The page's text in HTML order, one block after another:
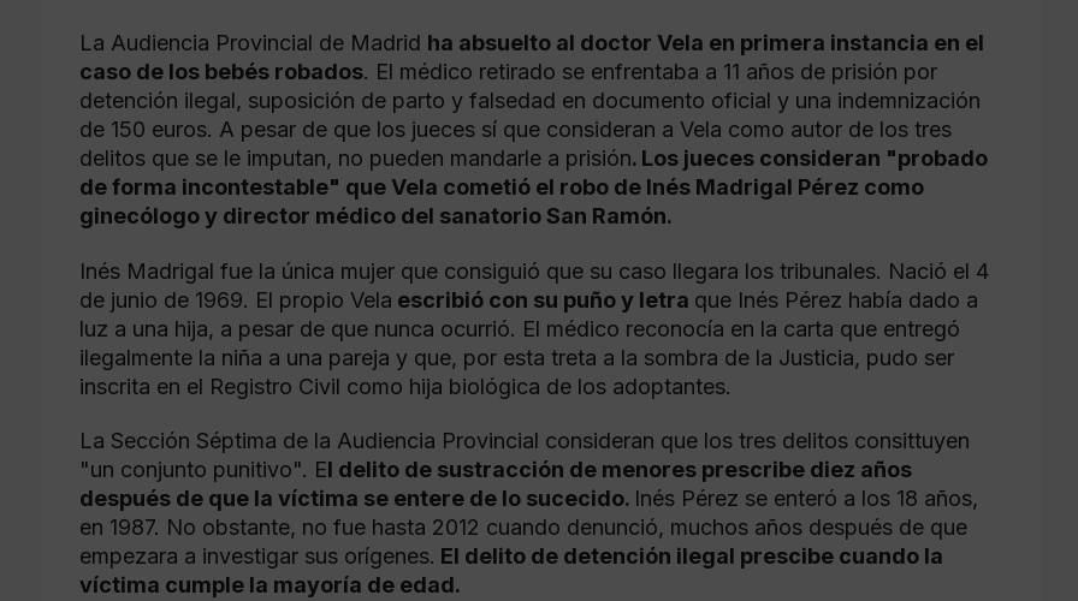
La Audiencia Provincial de Madrid ha absuelto al doctor Vela en primera instancia en el
caso de los bebés robados. El médico retirado se enfrentaba a 11 años de prisión por
detención ilegal, suposición de parto y falsedad en documento oficial y una indemnización
de 150 euros. A pesar de que los jueces sí que consideran a Vela como autor de los tres
delitos que se le imputan, no pueden mandarle a prisión. Los jueces consideran "probado
de forma incontestable" que Vela cometió el robo de Inés Madrigal Pérez como
ginecólogo y director médico del sanatorio San Ramón.
Inés Madrigal fue la única mujer que consiguió que su caso llegara los tribunales. Nació el 4
de junio de 1969. El propio Vela escribió con su puño y letra que Inés Pérez había dado a
luz a una hija, a pesar de que nunca ocurrió. El médico reconocía en la carta que entregó
ilegalmente la niña a una pareja y que, por esta treta a la sombra de la Justicia, pudo ser
inscrita en el Registro Civil como hija biológica de los adoptantes.
La Sección Séptima de la Audiencia Provincial consideran que los tres delitos consittuyen
"un conjunto punitivo". El delito de sustracción de menores prescribe diez años
después de que la víctima se entere de lo sucecido. Inés Pérez se enteró a los 18 años,
en 1987. No obstante, no fue hasta 2012 cuando denunció, muchos años después de que
empezara a investigar sus orígenes. El delito de detención ilegal prescibe cuando la
víctima cumple la mayoría de edad.